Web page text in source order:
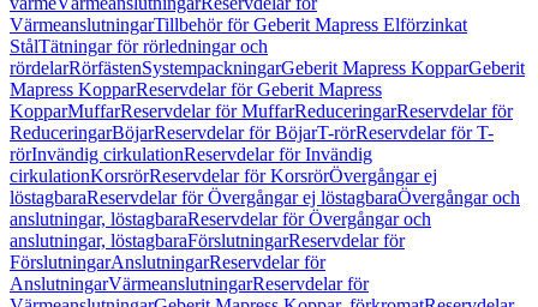
VärmeanslutningarTillbehör för Geberit Mapress Elförzinkat
StålTätningar för rörledningar och
rördelarRörfästenSystempackningarGeberit Mapress KopparGeberit
Mapress KopparReservdelar för Geberit Mapress
KopparMuffarReservdelar för MuffarReduceringarReservdelar för
ReduceringarBöjarReservdelar för BöjarT-rörReservdelar för T-
rörInvändig cirkulationReservdelar för Invändig
cirkulationKorsrörReservdelar för KorsrörÖvergångar ej
löstagbaraReservdelar för Övergångar ej löstagbaraÖvergångar och
anslutningar, löstagbaraReservdelar för Övergångar och
anslutningar, löstagbaraFörslutningarReservdelar för
FörslutningarAnslutningarReservdelar för
AnslutningarVärmeanslutningarReservdelar för